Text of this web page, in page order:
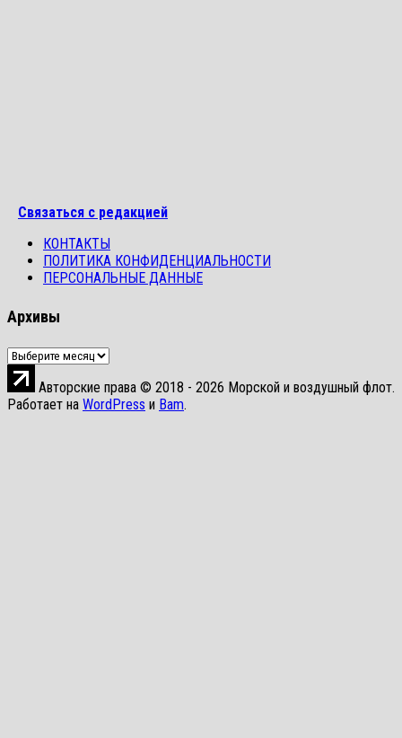
Связаться с редакцией
КОНТАКТЫ
ПОЛИТИКА КОНФИДЕНЦИАЛЬНОСТИ
ПЕРСОНАЛЬНЫЕ ДАННЫЕ
Архивы
Архивы
Авторские права © 2018 - 2026 Морской и воздушный флот.
Работает на WordPress и Bam.